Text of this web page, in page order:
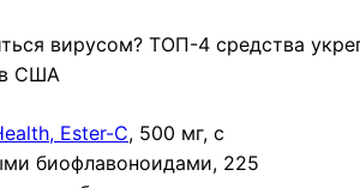
США
Ester-C, 500 мг, с
биофлавоноидами, 225